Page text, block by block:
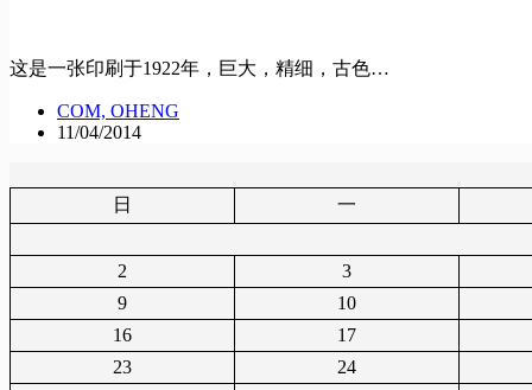
这是一张印刷于1922年，巨大，精细，古色…
COM, OHENG
11/04/2014
日
一
2
3
9
10
16
17
23
24